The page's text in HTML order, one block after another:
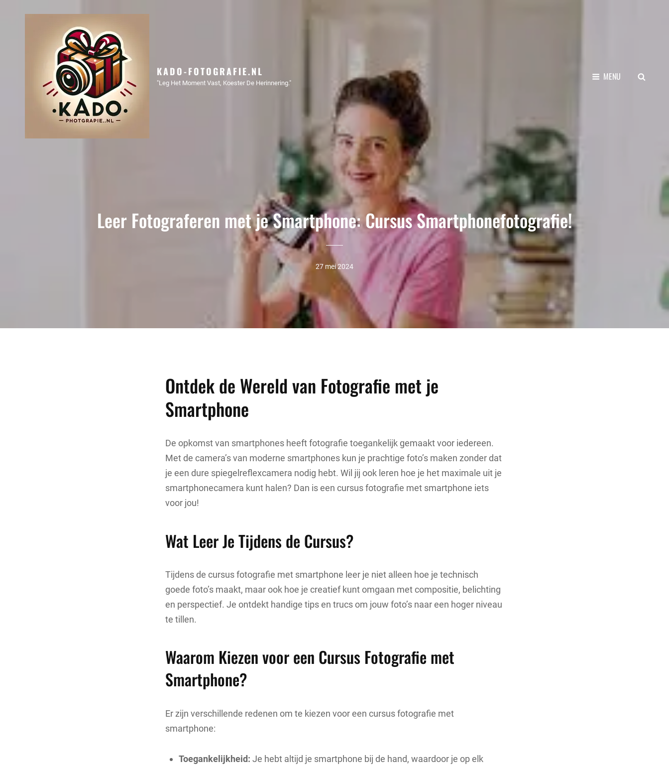
KADO-FOTOGRAFIE.NL
"Leg Het Moment Vast, Koester De Herinnering."
MENU
Leer Fotograferen met je Smartphone: Cursus Smartphonefotografie!
27 mei 2024
Ontdek de Wereld van Fotografie met je
Smartphone
De opkomst van smartphones heeft fotografie toegankelijk gemaakt voor iedereen.
Met de camera’s van moderne smartphones kun je prachtige foto’s maken zonder dat
je een dure spiegelreflexcamera nodig hebt. Wil jij ook leren hoe je het maximale uit je
smartphonecamera kunt halen? Dan is een cursus fotografie met smartphone iets
voor jou!
Wat Leer Je Tijdens de Cursus?
Tijdens de cursus fotografie met smartphone leer je niet alleen hoe je technisch
goede foto’s maakt, maar ook hoe je creatief kunt omgaan met compositie, belichting
en perspectief. Je ontdekt handige tips en trucs om jouw foto’s naar een hoger niveau
te tillen.
Waarom Kiezen voor een Cursus Fotografie met
Smartphone?
Er zijn verschillende redenen om te kiezen voor een cursus fotografie met
smartphone:
Toegankelijkheid: Je hebt altijd je smartphone bij de hand, waardoor je op elk